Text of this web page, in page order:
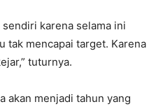
sendiri karena selama ini
tak mencapai target. Karena
tuturnya.
akan menjadi tahun yang